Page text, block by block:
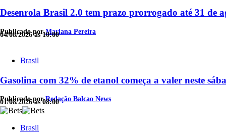
Desenrola Brasil 2.0 tem prazo prorrogado até 31 de
Publicado porMariana Pereira
04/08/2026 às 10:00
Brasil
Gasolina com 32% de etanol começa a valer neste
Publicado porRedação Balcao News
01/08/2026 às 08:00
Brasil